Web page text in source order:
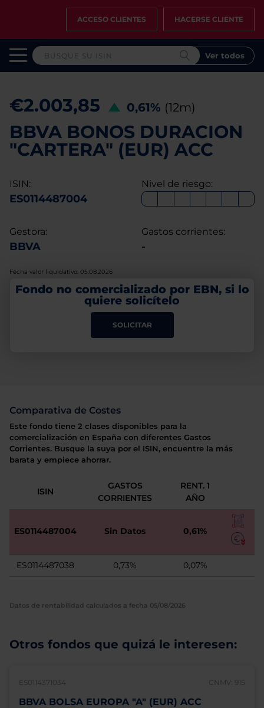
ACCESO CLIENTES HACERSE CLIENTE
Ver todos
€2.003,85 0,61% (12m)
BBVA BONOS DURACION
"CARTERA" (EUR) ACC
ISIN:
ES0114487004
Nivel de riesgo:
Gestora:
BBVA
Gastos corrientes:
-
Fecha valor liquidativo: 05.08.2026
Fondo no comercializado por EBN, si lo
quiere solicítelo
SOLICITAR
Comparativa de Costes
Este fondo tiene 2 clases disponibles para la
comercialización en España con diferentes Gastos
Corrientes. Busque la suya por el ISIN, encuentre la más
barata y empiece ahorrar.
ISIN
GASTOS
CORRIENTES
RENT. 1
AÑO
ES0114487004 Sin Datos 0,61%
ES0114487038 0,73% 0,07%
Datos de rentabilidad calculados a fecha 05/08/2026
Otros fondos que quizá le interesen:
ES0114371034 CNMV: 915
BBVA BOLSA EUROPA "A" (EUR) ACC